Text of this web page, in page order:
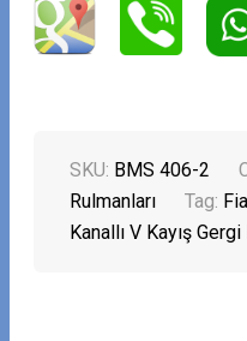
SKU: BMS 406-2
Rulmanları
Tag:
Kanallı V Kayış